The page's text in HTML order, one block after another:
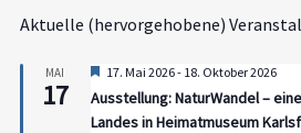
Aktuelle (hervorgehobene)
MAI
17
Hervorgehoben
17. Mai 2026- 18. Oktober 2026
Ausstellung: NaturWandel –
Landes in Heimatmuseum